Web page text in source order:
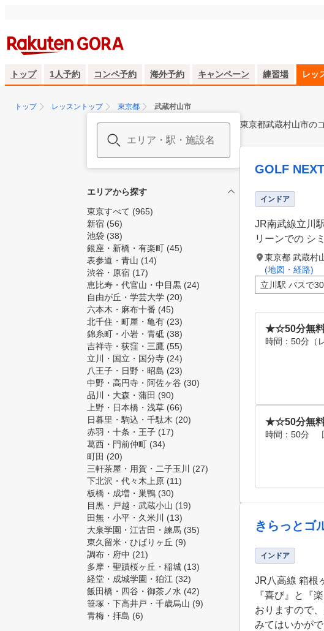
トップ 1人予約 コンペ予約 海外予約 キャンペーン 練習場 レッ
トップ レッスントップ 東京都 武蔵村山市
エリアから探す
東京すべて (965)
新宿 (56)
池袋 (38)
銀座・新橋・有楽町 (45)
表参道・青山 (14)
渋谷・原宿 (17)
恵比寿・代官山・中目黒 (24)
自由が丘・学芸大学 (20)
六本木・麻布十番 (45)
北千住・町屋・亀有 (23)
錦糸町・小岩・青砥 (38)
吉祥寺・荻窪・三鷹 (55)
立川・国立・国分寺 (24)
八王子・日野・昭島 (23)
中野・高円寺・阿佐ヶ谷 (30)
品川・大森・蒲田 (90)
上野・日本橋・浅草 (66)
日暮里・駒込・千駄木 (20)
赤羽・十条・王子 (17)
葛西・門前仲町 (34)
町田 (20)
三軒茶屋・用賀・二子玉川
(27)
下北沢・代々木上原 (11)
板橋・成増・巣鴨 (30)
目黒・戸越・武蔵小山 (19)
田無・小平・久米川
(13)
大泉学園・江古田・練馬 (35)
東久留米・ひばりヶ丘 (9)
調布・府中 (21)
多摩・聖蹟桜ヶ丘・稲城 (13)
経堂・成城学園・狛江 (32)
飯田橋・四谷・御茶ノ水 (42)
笹塚・下高井戸・千歳烏山 (9)
青梅・拝島 (6)
東京都武蔵村山市の
GOLF
インドア
JR南武線立川
リーンでの シ
東京都 武蔵村
(地図・経路)
立川駅 バスで
★☆50分無
時間：50分（
★☆50分無
時間：50分
きらっとゴ
インドア
JR八高線 箱根
『喜び』と『
おりますので
みてはいかがで